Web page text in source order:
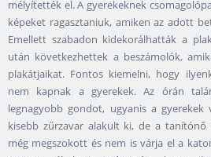
mélyítették el. A gyerekeknek
képeket ragasztaniuk, amiken az adott
Emellett szabadon kidekorálhatták a
után következhettek a beszámolók,
plakátjaikat. Fontos kiemelni, hogy
nem kapnak a gyerekek. Az órán
legnagyobb gondot, ugyanis a gyerekek
kisebb zűrzavar alakult ki, de a tanítónő
még megszokott és nem is várja el a